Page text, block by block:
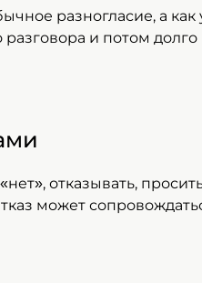
разногласие, а как
и потом
отказывать,
может